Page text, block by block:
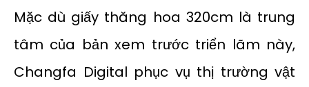
Mặc dù giấy thăng hoa 320cm là trung
tâm của bản xem trước triển lãm này,
Changfa Digital phục vụ thị trường vật